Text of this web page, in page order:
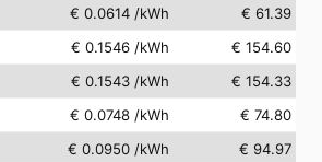
€ 0.0614 /kWh
€ 61.39
€ 0.1546 /kWh
€ 154.60
€ 0.1543 /kWh
€ 154.33
€ 0.0748 /kWh
€ 74.80
€ 0.0950 /kWh
€ 94.97